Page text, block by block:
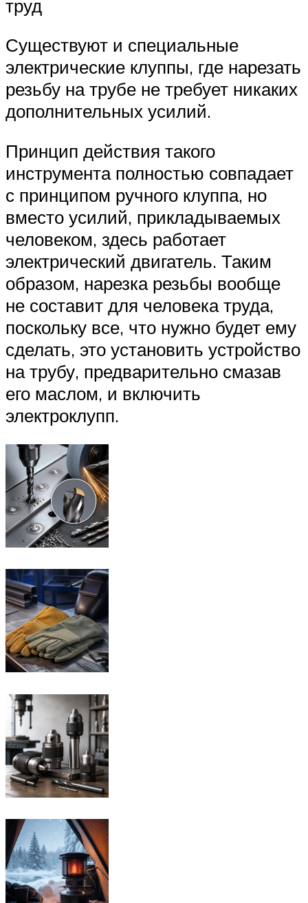
труд
Существуют и специальные
электрические клуппы, где нарезать
резьбу на трубе не требует никаких
дополнительных усилий.
Принцип действия такого
инструмента полностью совпадает
с принципом ручного клуппа, но
вместо усилий, прикладываемых
человеком, здесь работает
электрический двигатель. Таким
образом, нарезка резьбы вообще
не составит для человека труда,
поскольку все, что нужно будет ему
сделать, это установить устройство
на трубу, предварительно смазав
его маслом, и включить
электроклупп.